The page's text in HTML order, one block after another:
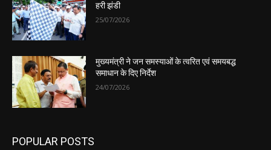
हरी झंडी
25/07/2026
मुख्यमंत्री ने जन समस्याओं के त्वरित एवं समयबद्ध
समाधान के दिए निर्देश
24/07/2026
POPULAR POSTS